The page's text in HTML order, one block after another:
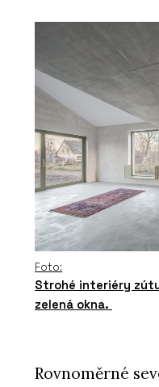
Foto:
Strohé interiéry
zelená okna.
Rovnoměrné